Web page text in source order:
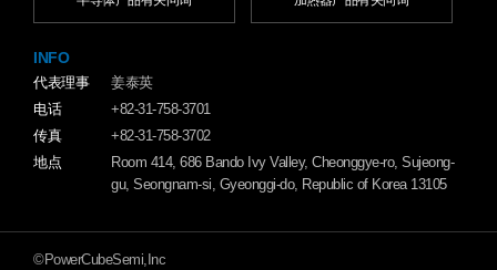
INFO
代表理事
姜泰英
电话
+82-31-758-3701
传真
+82-31-758-3702
地点
Room 414, 686 Bando Ivy Valley, Cheonggye-ro, Sujeong-
gu, Seongnam-si, Gyeonggi-do, Republic of Korea 13105
©PowerCubeSemi,Inc